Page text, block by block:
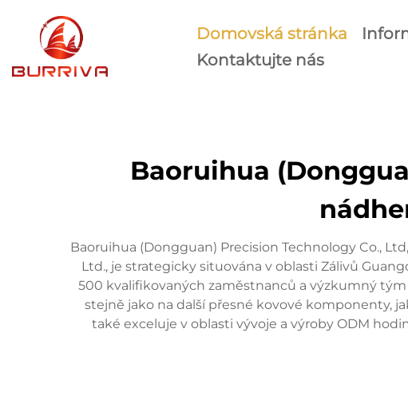
Domovská stránka
Kontaktujte nás
Baoruihua
Baoruihua (Dongguan) Precision Technology Co.,
Ltd., je strategicky situována v oblasti Zálivů
500 kvalifikovaných zaměstnanců a výzkumný
stejně jako na další přesné kovové komponenty,
také exceluje v oblasti vývoje a výroby ODM